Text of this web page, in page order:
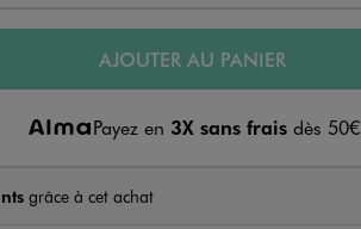
AJOUTER AU PANIER
Payez en 3X sans fraisdès 50€
grâce à cet achat